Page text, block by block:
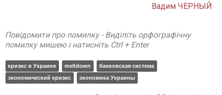
Вадим ЧЕРНЫЙ
Повідомити про помилку - Виділіть орфографічну
помилку мишею і натисніть Ctrl + Enter
кризис в Украине meltdown
банковская система
экономический кризис
экономика Украины